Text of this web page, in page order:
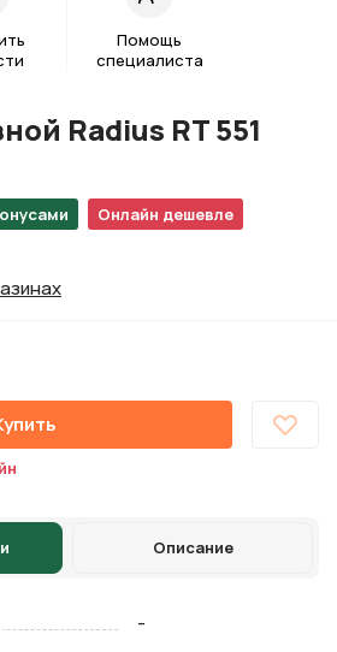
Помощь
специалиста
Онлайн дешевле
Radius RT 551
Описание
-